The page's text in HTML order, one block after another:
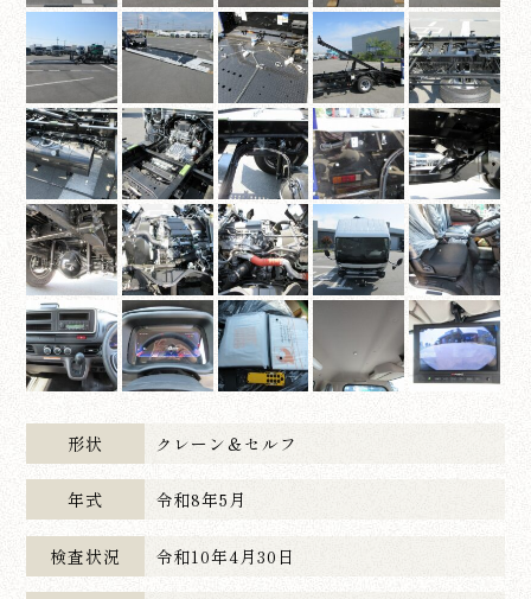
形状 クレーン＆セルフ
年式 令和8年5月
検査状況 令和10年4月30日